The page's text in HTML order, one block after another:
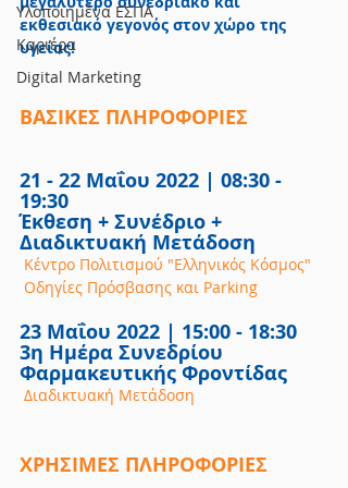
Υλοποιημένα ΕΣΠΑ
Καριέρα
Digital Marketing
εκθεσιακό γεγονός στον χώρο της
υγείας!
ΒΑΣΙΚΕΣ ΠΛΗΡΟΦΟΡΙΕΣ
21 - 22 Μαΐου 2022 | 08:30 -
19:30
Έκθεση + Συνέδριο +
Διαδικτυακή Μετάδοση
Κέντρο Πολιτισμού "Ελληνικός Κόσμος"
Οδηγίες Πρόσβασης και Parking
23 Μαΐου 2022 | 15:00 - 18:30
3η Ημέρα Συνεδρίου
Φαρμακευτικής Φροντίδας
Διαδικτυακή Μετάδοση
ΧΡΗΣΙΜΕΣ ΠΛΗΡΟΦΟΡΙΕΣ